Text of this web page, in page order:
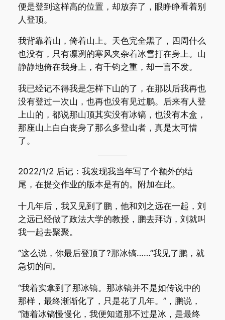
便是登到这样高的位置，却放弃了，眼睁睁看着别
人登顶。
我背靠着山，倚着山上。天色完全黑了，四周什么
也没有，只有凛冽的寒风夹杂着冰雪打在身上。山
静静地倚在我身上，有千钧之重，却一言不发。
我已经记不得我是怎样下山的了，在那以后我再也
没有登过一次山，也再也没有见过鹏。后来有人登
上山的，都说那山顶其实没有冰镐，也没有木盒，
那座山上白白丧身了那么多登山者，真是太可惜
了。
2022/1/2 后记：我发现我当年写了个额外的结
尾，在提交作业的版本是有的。附加在此。
十几年后，我又见到了鹏，他和刘之远在一起，刘
之远已经做了政法大学的教授，鹏去拜访，刘就叫
我一起去聚聚。
“这么说，你最后登顶了?那冰镐……”我见了鹏，就
急切的问。
“我着实拿到了那冰镐。那冰镐并不是如传说中的
那样，最终渐渐化了，只是花了几年。”，鹏说，
“随着冰镐慢慢化，我便知道那不过是冰，是最终